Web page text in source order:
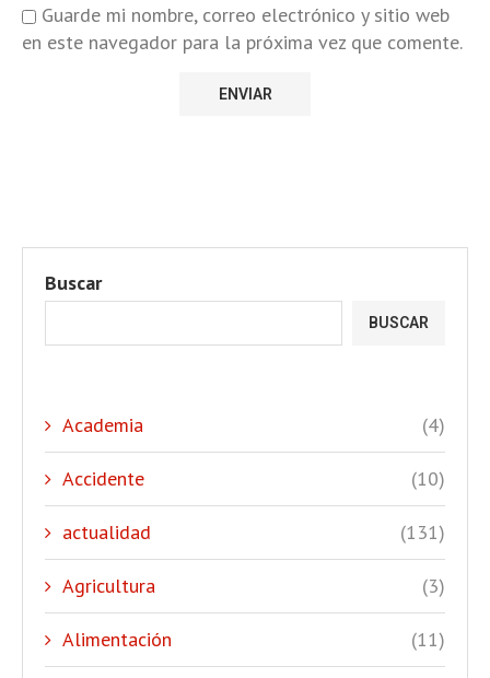
Guarde mi nombre, correo electrónico y sitio web
en este navegador para la próxima vez que comente.
Buscar
BUSCAR
Academia (4)
Accidente (10)
actualidad (131)
Agricultura (3)
Alimentación (11)